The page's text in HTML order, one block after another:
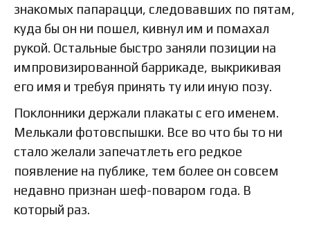
знакомых папарацци, следовавших по пятам,
куда бы он ни пошел, кивнул им и помахал
рукой. Остальные быстро заняли позиции на
импровизированной баррикаде, выкрикивая
его имя и требуя принять ту или иную позу.
Поклонники держали плакаты с его именем.
Мелькали фотовспышки. Все во что бы то ни
стало желали запечатлеть его редкое
появление на публике, тем более он совсем
недавно признан шеф-поваром года. В
который раз.